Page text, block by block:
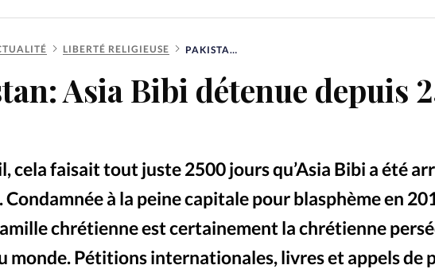
Culture
Monde
Religions Société
Faire
La
Mon
LIBERTÉ RELIGIEUSE PAKISTAN: ASIA BIBI DÉTENUE DEPUIS 2500 JOURS
Asia Bibi détenue depuis
cela faisait tout juste 2500 jours qu’Asia Bibi a été
Condamnée à la peine capitale pour blasphème en
chrétienne est certainement la chrétienne
monde. Pétitions internationales, livres et appels